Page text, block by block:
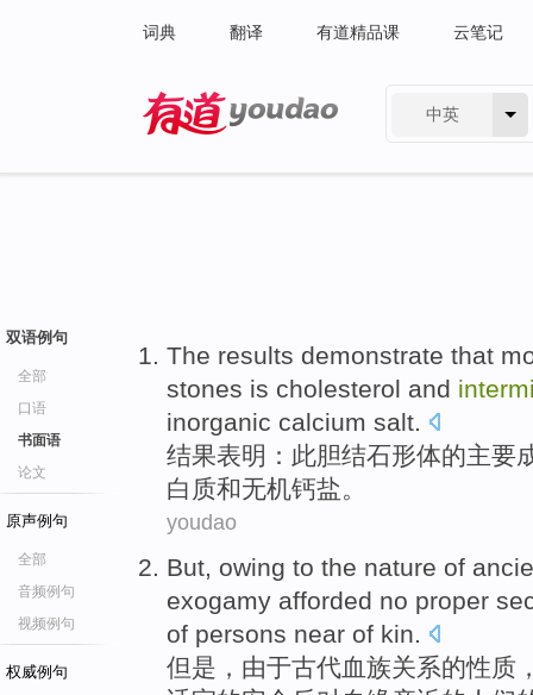
词典 翻译 有道精品课 云笔记
中英
双语例句
全部
口语
书面语
论文
原声例句
全部
音频例句
视频例句
权威例句
The results demonstrate that
stones is cholesterol and
inorganic calcium salt.
结果表明 ： 此胆结石形体的主要
白质和无机钙盐。
youdao
But, owing to the nature of
exogamy afforded no proper
of persons near of kin.
但是 ， 由于古代血族关系的性质